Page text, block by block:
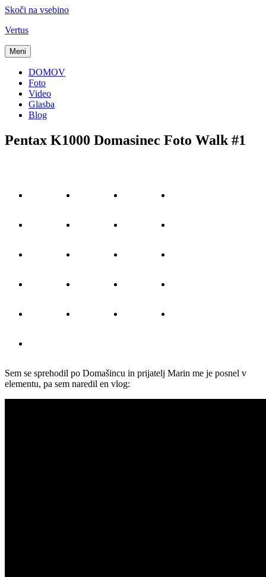
Skoči na vsebino
Vertus
Meni
DOMOV
Foto
Video
Glasba
Blog
Pentax K1000 Domasinec Foto Walk #1
Sem se sprehodil po Domašincu in prijatelj Marin me je posnel v
elementu, pa sem naredil en vlog: